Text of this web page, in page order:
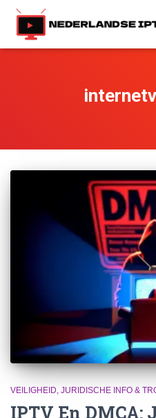
VEILIGHEID, JURIDISCHE INFO &
IPTV En DMCA: